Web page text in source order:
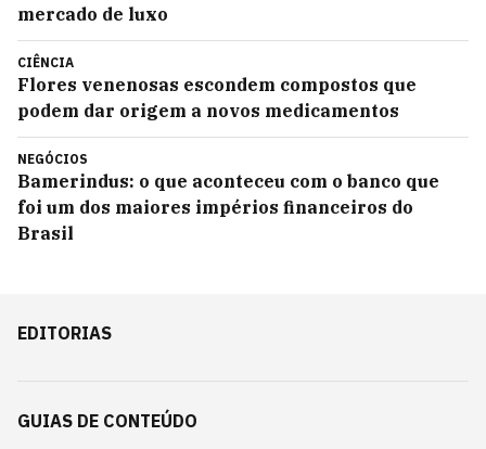
mercado de luxo
CIÊNCIA
Flores venenosas escondem compostos que
podem dar origem a novos medicamentos
NEGÓCIOS
Bamerindus: o que aconteceu com o banco que
foi um dos maiores impérios financeiros do
Brasil
EDITORIAS
GUIAS DE CONTEÚDO